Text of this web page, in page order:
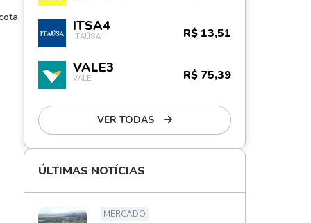
ITSA4
ITAÚSA R$ 13,51
VALE3
VALE R$ 75,39
VER TODAS
ÚLTIMAS NOTÍCIAS
MERCADO